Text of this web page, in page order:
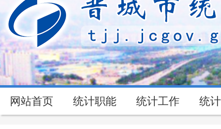
网站首页 统计职能 统计工作 统